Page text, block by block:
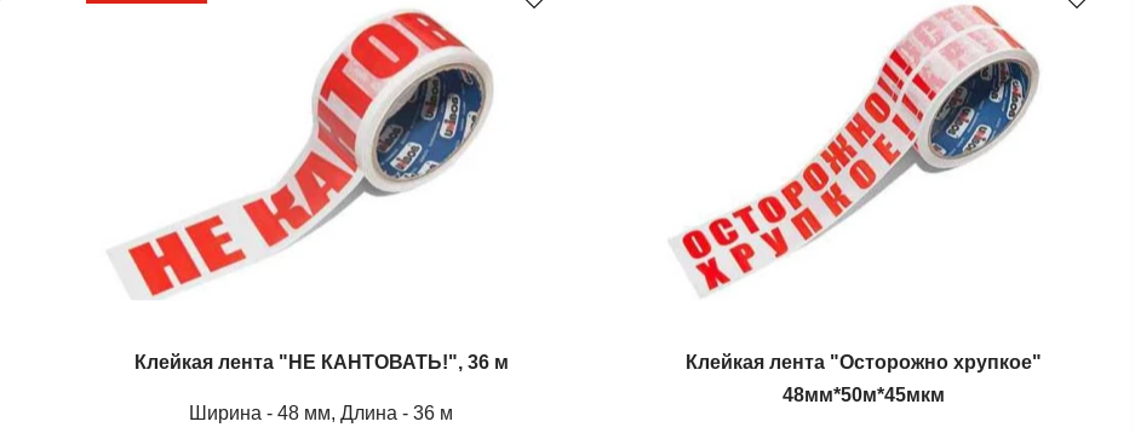
Клейкая лента "НЕ КАНТОВАТЬ!", 36 м
Ширина - 48 мм, Длина - 36 м
Клейкая лента "Осторожно хрупкое"
48мм*50м*45мкм